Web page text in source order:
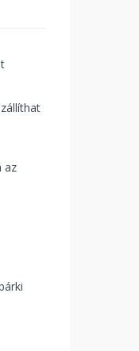
az